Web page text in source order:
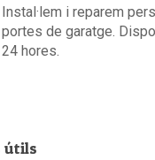
Instal·lem i reparem
portes de garatge.
24 hores.
útils